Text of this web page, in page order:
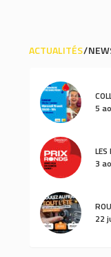
ACTUALITÉS
5
3
22